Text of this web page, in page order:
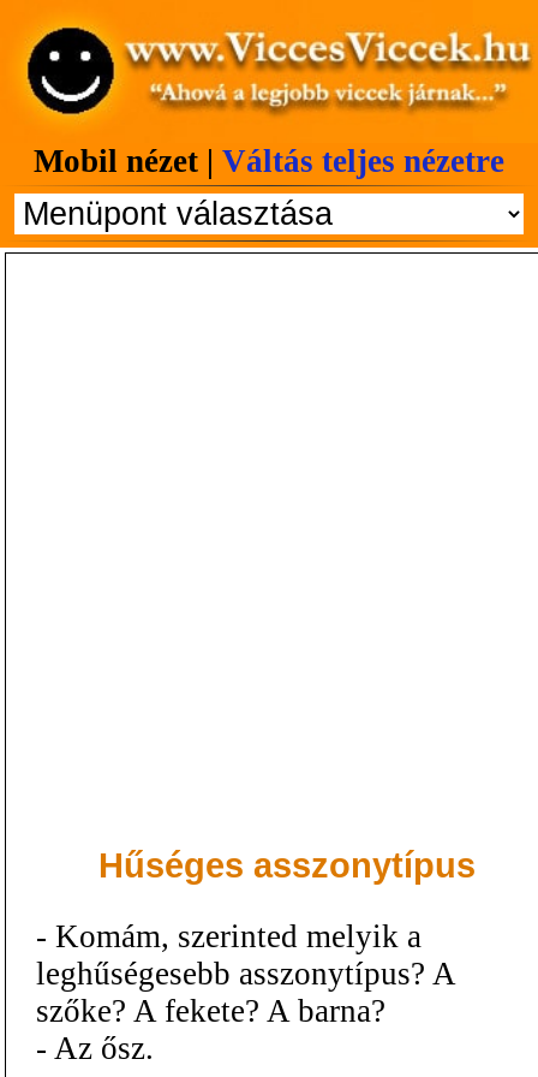
Mobil nézet | Váltás teljes nézetre
Hűséges asszonytípus
- Komám, szerinted melyik a
leghűségesebb asszonytípus? A
szőke? A fekete? A barna?
- Az ősz.